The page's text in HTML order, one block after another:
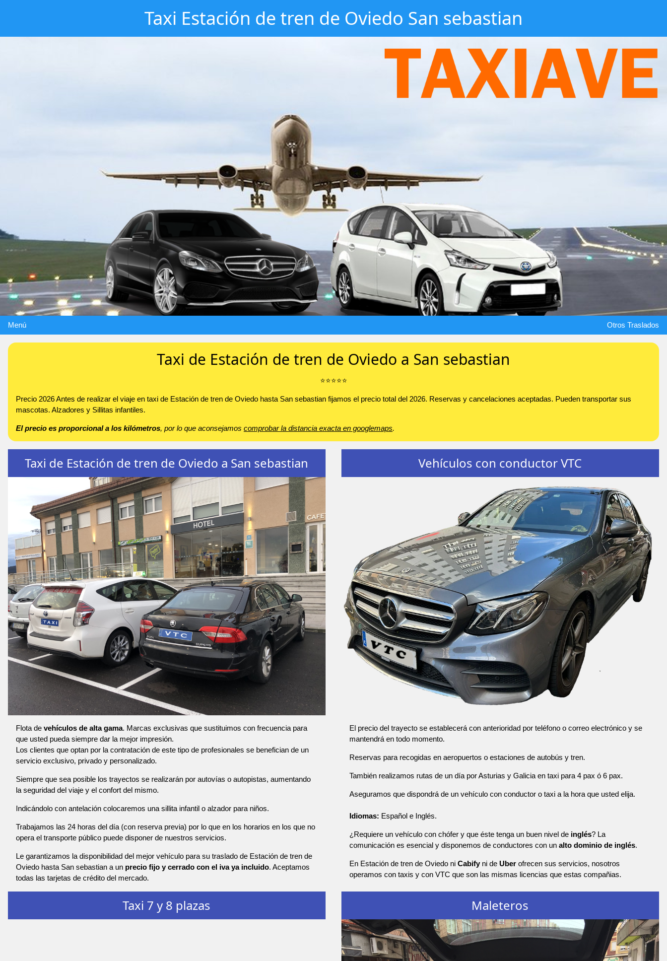
Taxi Estación de tren de Oviedo San sebastian
Menú Otros Traslados
Taxi de Estación de tren de Oviedo a San sebastian
⭐️⭐️⭐️⭐️⭐️
Precio 2026 Antes de realizar el viaje en taxi de Estación de tren de Oviedo hasta San sebastian fijamos el precio total del 2026. Reservas y cancelaciones aceptadas. Pueden transportar sus
mascotas. Alzadores y Sillitas infantiles.
El precio es proporcional a los kilómetros, por lo que aconsejamos comprobar la distancia exacta en googlemaps.
Taxi de Estación de tren de Oviedo a San sebastian
Flota de vehículos de alta gama. Marcas exclusivas que sustituimos con frecuencia para
que usted pueda siempre dar la mejor impresión.
Los clientes que optan por la contratación de este tipo de profesionales se benefician de un
servicio exclusivo, privado y personalizado.
Siempre que sea posible los trayectos se realizarán por autovías o autopistas, aumentando
la seguridad del viaje y el confort del mismo.
Indicándolo con antelación colocaremos una sillita infantil o alzador para niños.
Trabajamos las 24 horas del día (con reserva previa) por lo que en los horarios en los que no
opera el transporte público puede disponer de nuestros servicios.
Le garantizamos la disponibilidad del mejor vehículo para su traslado de Estación de tren de
Oviedo hasta San sebastian a un precio fijo y cerrado con el iva ya incluido. Aceptamos
todas las tarjetas de crédito del mercado.
Vehículos con conductor VTC
El precio del trayecto se establecerá con anterioridad por teléfono o correo electrónico y se
mantendrá en todo momento.
Reservas para recogidas en aeropuertos o estaciones de autobús y tren.
También realizamos rutas de un día por Asturias y Galicia en taxi para 4 pax ó 6 pax.
Aseguramos que dispondrá de un vehículo con conductor o taxi a la hora que usted elija.
Idiomas: Español e Inglés.
¿Requiere un vehículo con chófer y que éste tenga un buen nivel de inglés? La
comunicación es esencial y disponemos de conductores con un alto dominio de inglés.
En Estación de tren de Oviedo ni Cabifyni de Uberofrecen sus servicios, nosotros
operamos con taxis y con VTC que son las mismas licencias que estas compañias.
Taxi 7 y 8 plazas Maleteros